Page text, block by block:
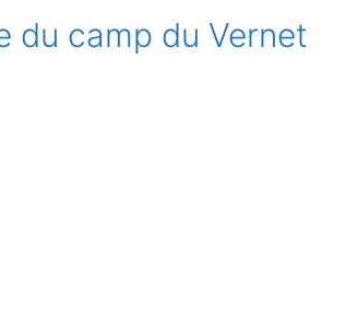
du camp du Vernet